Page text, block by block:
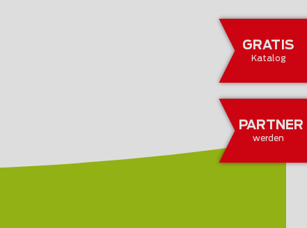
GRATIS
Katalog
PARTNER
werden